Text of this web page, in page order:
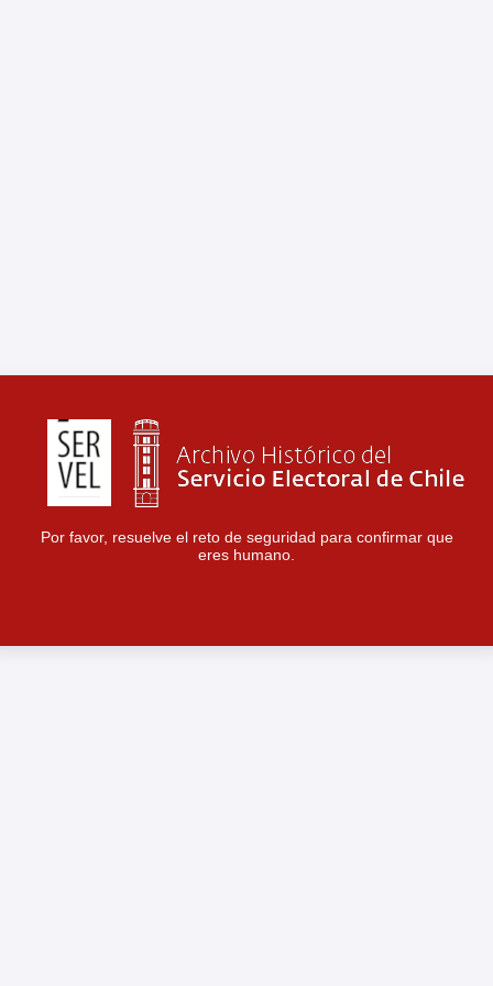
Por favor, resuelve el reto de seguridad para confirmar que
eres humano.